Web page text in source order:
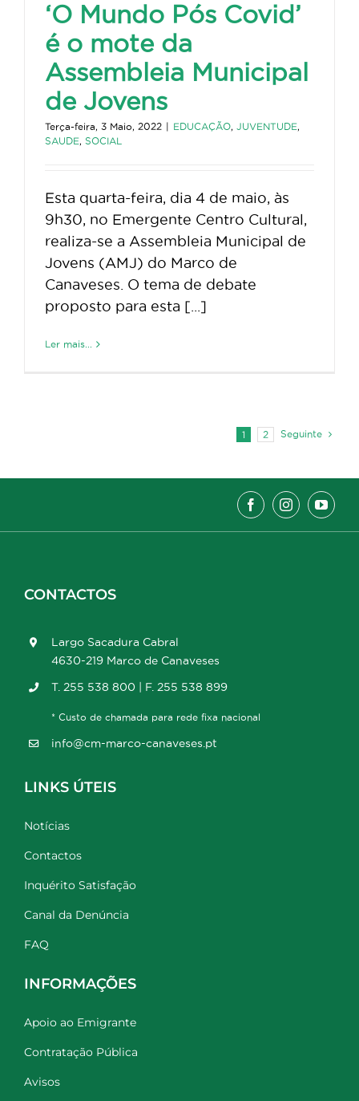
‘O Mundo Pós Covid’
é o mote da
Assembleia Municipal
de Jovens
Terça-feira, 3 Maio, 2022 EDUCAÇÃO, JUVENTUDE,
SAUDE, SOCIAL
Esta quarta-feira, dia 4 de maio, às
9h30, no Emergente Centro Cultural,
realiza-se a Assembleia Municipal de
Jovens (AMJ) do Marco de
Canaveses. O tema de debate
proposto para esta [...]
Ler mais...
1 2 Seguinte
CONTACTOS
Largo Sacadura Cabral
4630-219 Marco de Canaveses
T. 255 538 800 | F. 255 538 899
* Custo de chamada para rede fixa nacional
info@cm-marco-canaveses.pt
LINKS ÚTEIS
Notícias
Contactos
Inquérito Satisfação
Canal da Denúncia
FAQ
INFORMAÇÕES
Apoio ao Emigrante
Contratação Pública
Avisos